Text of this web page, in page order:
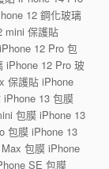
12 鋼化玻璃
mini 保護貼
12 Pro 包
iPhone 12 Pro 玻
保護貼 iPhone
13 包膜
包膜 iPhone 13
包膜 iPhone 13
包膜 iPhone
SE 包膜